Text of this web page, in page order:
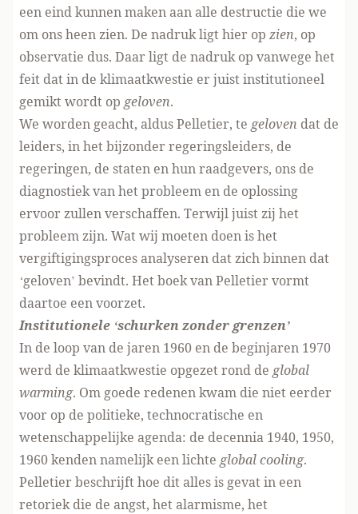
een eind kunnen maken aan alle destructie die we
om ons heen zien. De nadruk ligt hier op zien, op
observatie dus. Daar ligt de nadruk op vanwege het
feit dat in de klimaatkwestie er juist institutioneel
gemikt wordt op geloven.
We worden geacht, aldus Pelletier, te geloven dat de
leiders, in het bijzonder regeringsleiders, de
regeringen, de staten en hun raadgevers, ons de
diagnostiek van het probleem en de oplossing
ervoor zullen verschaffen. Terwijl juist zij het
probleem zijn. Wat wij moeten doen is het
vergiftigingsproces analyseren dat zich binnen dat
‘geloven’ bevindt. Het boek van Pelletier vormt
daartoe een voorzet.
Institutionele ‘schurken zonder grenzen’
In de loop van de jaren 1960 en de beginjaren 1970
werd de klimaatkwestie opgezet rond de global
warming. Om goede redenen kwam die niet eerder
voor op de politieke, technocratische en
wetenschappelijke agenda: de decennia 1940, 1950,
1960 kenden namelijk een lichte global cooling.
Pelletier beschrijft hoe dit alles is gevat in een
retoriek die de angst, het alarmisme, het